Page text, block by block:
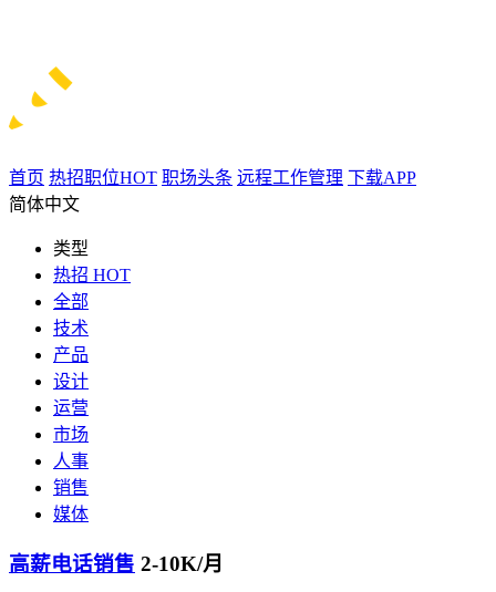
首页 热招职位HOT 职场头条 远程工作管理 下载APP
简体中文
类型
热招 HOT
全部
技术
产品
设计
运营
市场
人事
销售
媒体
高薪电话销售 2-10K/月